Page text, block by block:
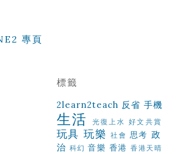
專頁
標籤
2learn2teach 反省 手機
生活 光復上水 好文共賞
玩具 玩樂 社會 思考 政
治 科幻 音樂 香港 香港天晴